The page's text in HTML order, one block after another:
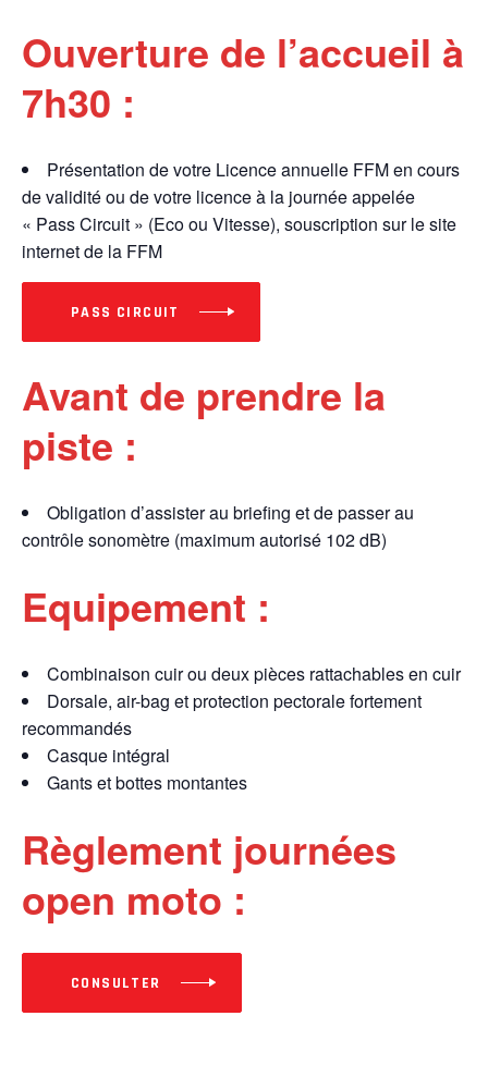
Ouverture de l’accueil à
7h30 :
Présentation de votre Licence annuelle FFM en cours
de validité ou de votre licence à la journée appelée
« Pass Circuit » (Eco ou Vitesse), souscription sur le site
internet de la FFM
PASS CIRCUIT
Avant de prendre la
piste :
Obligation d’assister au briefing et de passer au
contrôle sonomètre (maximum autorisé 102 dB)
Equipement :
Combinaison cuir ou deux pièces rattachables en cuir
Dorsale, air-bag et protection pectorale fortement
recommandés
Casque intégral
Gants et bottes montantes
Règlement journées
open moto :
CONSULTER